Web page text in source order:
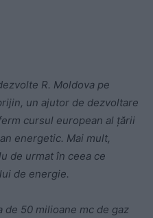
R. Moldova pe
un ajutor de dezvoltare
cursul european al țării
energetic. Mai mult,
de urmat în ceea ce
de energie.
de 50 milioane mc de gaz